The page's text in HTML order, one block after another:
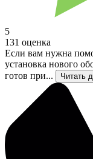
5
131 оценка
Если вам нужна
установка нового
готов при...
Читать